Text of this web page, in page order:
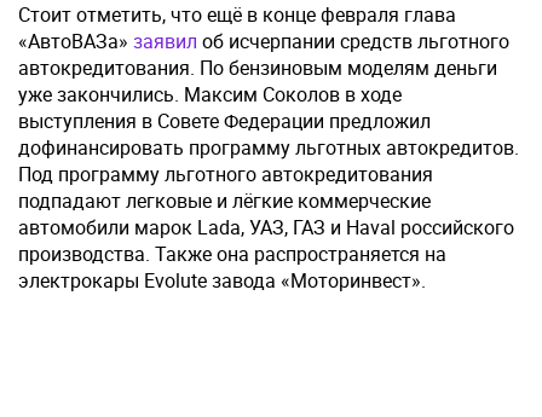
Стоит отметить, что ещё в конце февраля глава
«АвтоВАЗа» заявил об исчерпании средств льготного
автокредитования. По бензиновым моделям деньги
уже закончились. Максим Соколов в ходе
выступления в Совете Федерации предложил
дофинансировать программу льготных автокредитов.
Под программу льготного автокредитования
подпадают легковые и лёгкие коммерческие
автомобили марок Lada, УАЗ, ГАЗ и Haval российского
производства. Также она распространяется на
электрокары Evolute завода «Моторинвест».